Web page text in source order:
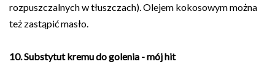
rozpuszczalnych w tłuszczach). Olejem kokosowym można
też zastąpić masło.
10. Substytut kremu do golenia - mój hit